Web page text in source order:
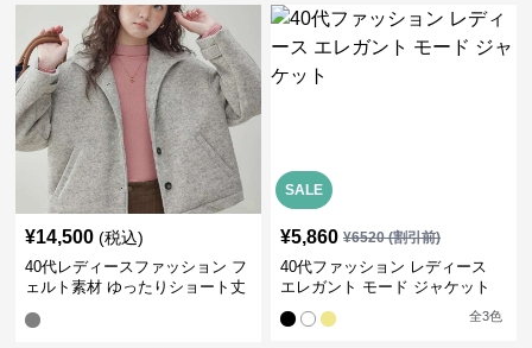
¥14,500 (税込)
40代レディースファッション フ
ェルト素材 ゆったりショート丈
SALE
¥5,860 ¥6520(割引前)
40代ファッション レディース
エレガント モード ジャケット
全3色